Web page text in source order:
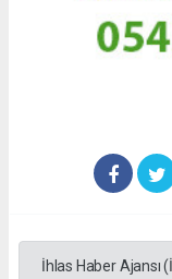
İhlas Haber Ajansı